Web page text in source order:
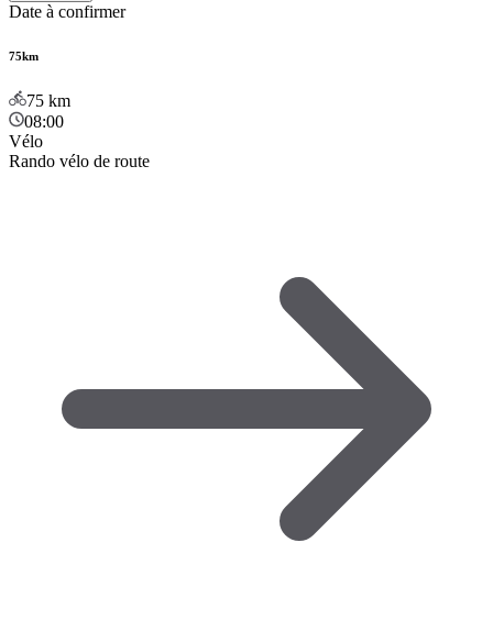
Date à confirmer
75km
75 km
08:00
Vélo
Rando vélo de route